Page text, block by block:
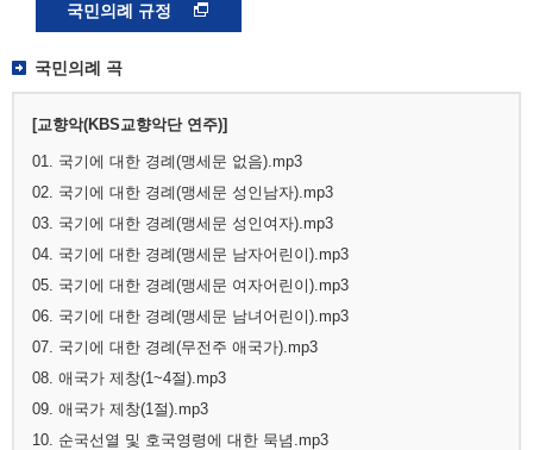
국민의례 규정
국민의례 곡
[교향악(KBS교향악단 연주)]
01. 국기에 대한 경례(맹세문 없음).mp3
02. 국기에 대한 경례(맹세문 성인남자).mp3
03. 국기에 대한 경례(맹세문 성인여자).mp3
04. 국기에 대한 경례(맹세문 남자어린이).mp3
05. 국기에 대한 경례(맹세문 여자어린이).mp3
06. 국기에 대한 경례(맹세문 남녀어린이).mp3
07. 국기에 대한 경례(무전주 애국가).mp3
08. 애국가 제창(1~4절).mp3
09. 애국가 제창(1절).mp3
10. 순국선열 및 호국영령에 대한 묵념.mp3